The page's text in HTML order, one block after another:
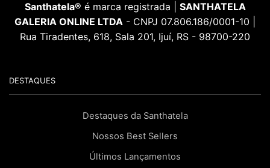
Santhatela® é marca registrada | SANTHATELA
GALERIA ONLINE LTDA - CNPJ 07.806.186/0001-10 |
Rua Tiradentes, 618, Sala 201, Ijuí, RS - 98700-220
DESTAQUES
Destaques da Santhatela
Nossos Best Sellers
Últimos Lançamentos